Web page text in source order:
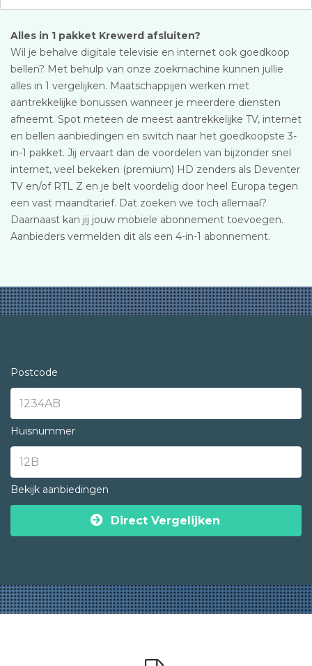
Alles in 1 pakket Krewerd afsluiten?
Wil je behalve digitale televisie en internet ook goedkoop
bellen? Met behulp van onze zoekmachine kunnen jullie
alles in 1 vergelijken. Maatschappijen werken met
aantrekkelijke bonussen wanneer je meerdere diensten
afneemt. Spot meteen de meest aantrekkelijke TV, internet
en bellen aanbiedingen en switch naar het goedkoopste 3-
in-1 pakket. Jij ervaart dan de voordelen van bijzonder snel
internet, veel bekeken (premium) HD zenders als Deventer
TV en/of RTL Z en je belt voordelig door heel Europa tegen
een vast maandtarief. Dat zoeken we toch allemaal?
Daarnaast kan jij jouw mobiele abonnement toevoegen.
Aanbieders vermelden dit als een 4-in-1 abonnement.
Postcode
Huisnummer
Bekijk aanbiedingen
Direct Vergelijken